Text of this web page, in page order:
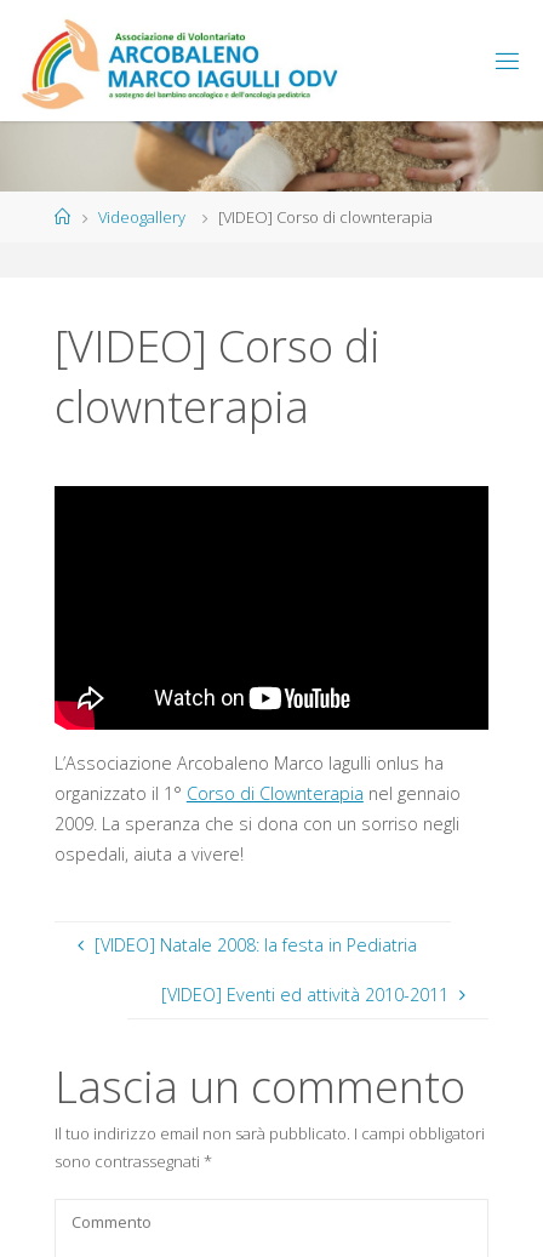
contenuto
HomeVideogallery [VIDEO] Corso di clownterapia
[VIDEO] Corso di
clownterapia
L’Associazione Arcobaleno Marco Iagulli onlus ha
organizzato il 1° Corso di Clownterapia nel gennaio
2009. La speranza che si dona con un sorriso negli
ospedali, aiuta a vivere!
[VIDEO] Natale 2008: la festa in Pediatria
[VIDEO] Eventi ed attività 2010-2011
Lascia un commento
Il tuo indirizzo email non sarà pubblicato. I campi obbligatori
sono contrassegnati *